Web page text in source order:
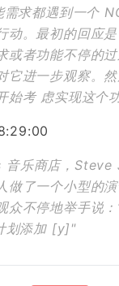
求都遇到一个
动。最初的回应是
或者功能不停的
它进一步观察。
始考 虑实现这个功
音乐商店，
做了一个小型的
众不停地举手说
划添加 [y]"